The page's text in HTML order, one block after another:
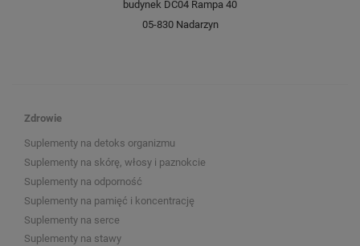
budynek DC04 Rampa 40
05-830 Nadarzyn
Zdrowie
Suplementy na detoks organizmu
Suplementy na skórę, włosy i paznokcie
Suplementy na odporność
Suplementy na pamięć i koncentrację
Suplementy na serce
Suplementy na stawy